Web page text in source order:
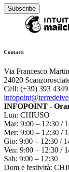
Contatti
Via Francesco
24020
Cell: (+39) 393
INFOPOINT -
Lun: CHIUSO
Mar: 9:00 – 12:30 /
Mer: 9:00 – 12:30 /
Gio: 9:00 – 12:30 /
Ven: 9:00 – 12:30 /
Sab: 9:00 – 12:30
Dom e festività: